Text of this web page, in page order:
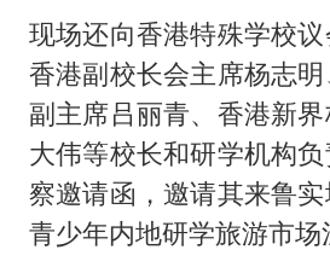
现场还向香港特殊学校议
香港副校长会主席杨志
副主席吕丽青、香港新
大伟等校长和研学机构
察邀请函，邀请其来鲁
青少年内地研学旅游市场